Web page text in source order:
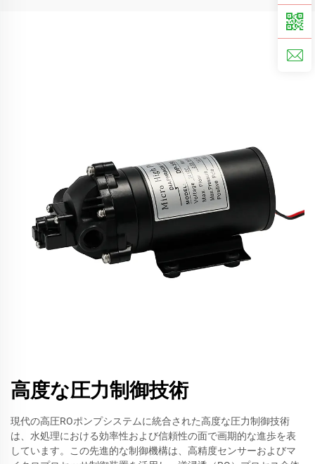
高度な圧力制御技術
現代の高圧ROポンプシステムに統合された高度な圧力制御技術
は、水処理における効率性および信頼性の面で画期的な進歩を表
しています。この先進的な制御機構は、高精度センサーおよびマ